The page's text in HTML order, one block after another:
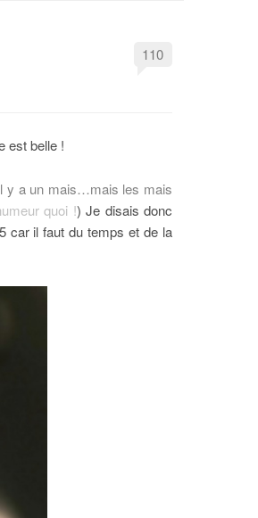
110
est belle !
y a un mais…mais les mais
quoi !) Je disais donc
car il faut du temps et de la